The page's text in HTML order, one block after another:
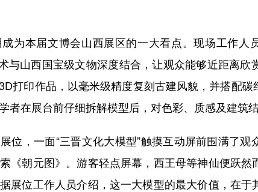
本届文博会山西展区的一大看点。现场工作人
与山西国宝级文物深度结合，让观众能够近距离
打印作品，以毫米级精度复刻古建风貌，并搭配
者在展台前仔细拆解模型后，对色彩、质感及建筑
，一面“三晋文化大模型”触摸互动屏前围满了观
《朝元图》。游客轻点屏幕，西王母等神仙便跃
展位工作人员介绍，这一大模型的最大价值，在